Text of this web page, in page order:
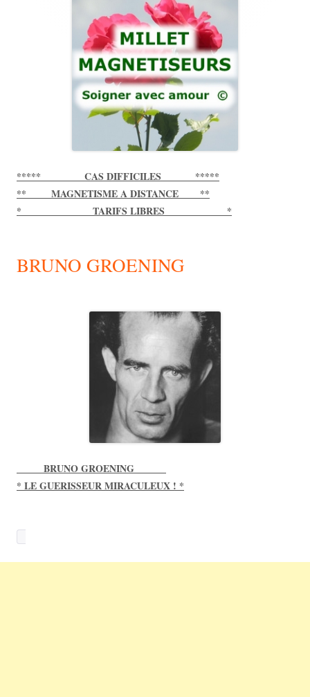
***** CAS DIFFICILES *****
** MAGNETISME A DISTANCE **
* TARIFS LIBRES *
BRUNO GROENING
_____ BRUNO GROENING ______
* LE GUERISSEUR MIRACULEUX ! *